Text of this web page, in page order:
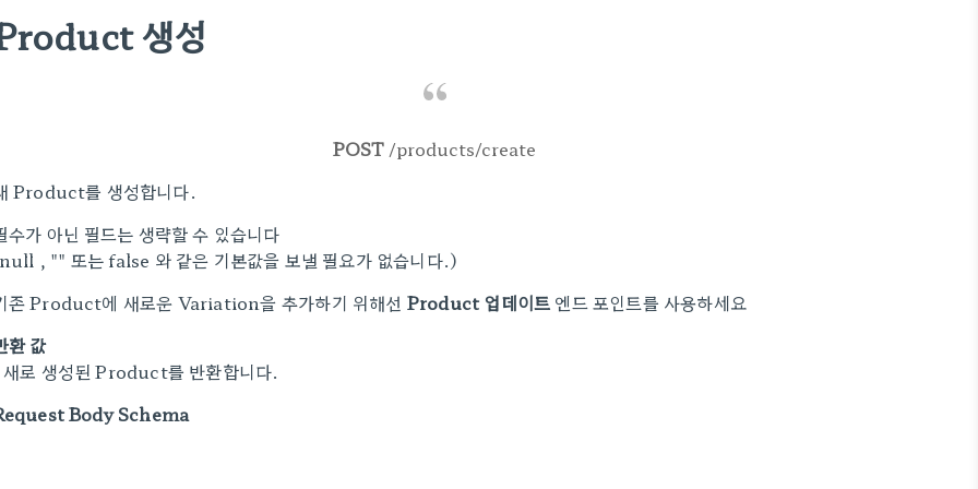
생성
POST /products/create
Product를 생성합니다.
수가 아닌 필드는 생략할 수 있습니다
, "" 또는false 와 같은 기본값을 보낼 필요가 없습니다.)
존 Product에 새로운 Variation을 추가하기 위해선 Product 업데이트 엔드 포인트를 사용하세요
환 값
새로 생성된 Product를 반환합니다.
Body Schema